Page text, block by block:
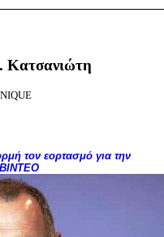
Κατσανιώτη
τον εορτασμό για την